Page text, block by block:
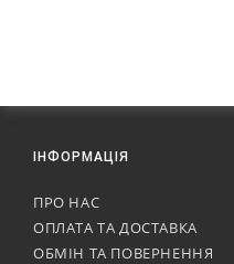
ІНФОРМАЦІЯ
ПРО НАС
ОПЛАТА ТА ДОСТАВКА
ОБМІН ТА ПОВЕРНЕННЯ